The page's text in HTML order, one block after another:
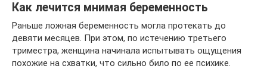
Как лечится мнимая беременность
Раньше ложная беременность могла протекать до
девяти месяцев. При этом, по истечению третьего
триместра, женщина начинала испытывать ощущения
похожие на схватки, что сильно било по ее психике.